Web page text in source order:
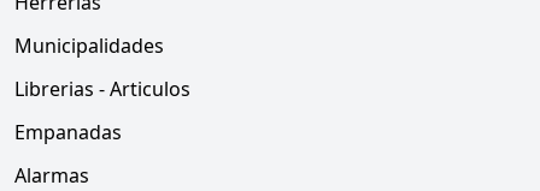
Municipalidades
Librerias - Articulos
Empanadas
Alarmas